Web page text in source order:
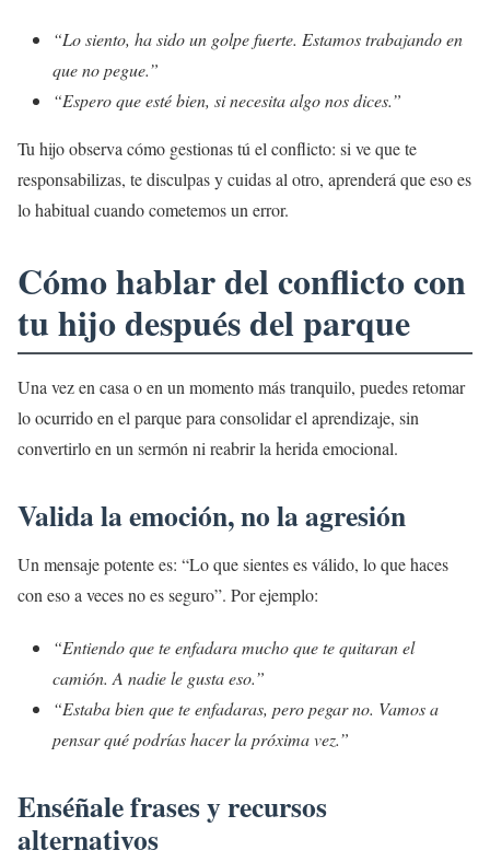
“Lo siento, ha sido un golpe fuerte. Estamos trabajando en
que no pegue.”
“Espero que esté bien, si necesita algo nos dices.”
Tu hijo observa cómo gestionas tú el conflicto: si ve que te
responsabilizas, te disculpas y cuidas al otro, aprenderá que eso es
lo habitual cuando cometemos un error.
Cómo hablar del conflicto con
tu hijo después del parque
Una vez en casa o en un momento más tranquilo, puedes retomar
lo ocurrido en el parque para consolidar el aprendizaje, sin
convertirlo en un sermón ni reabrir la herida emocional.
Valida la emoción, no la agresión
Un mensaje potente es: “Lo que sientes es válido, lo que haces
con eso a veces no es seguro”. Por ejemplo:
“Entiendo que te enfadara mucho que te quitaran el
camión. A nadie le gusta eso.”
“Estaba bien que te enfadaras, pero pegar no. Vamos a
pensar qué podrías hacer la próxima vez.”
Enséñale frases y recursos
alternativos